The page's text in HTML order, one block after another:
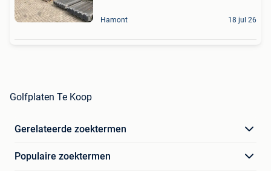
Hamont 18 jul 26
Golfplaten Te Koop
Gerelateerde zoektermen
Populaire zoektermen